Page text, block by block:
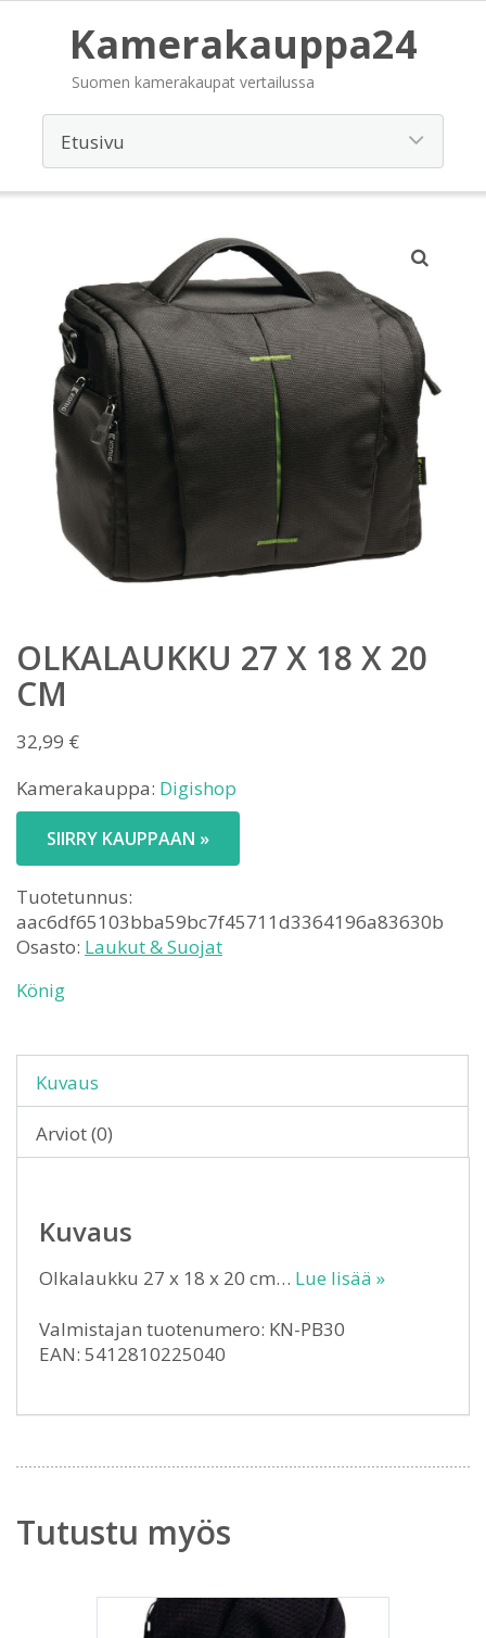
Kamerakauppa24
Suomen kamerakaupat vertailussa
OLKALAUKKU 27 X 18 X 20
CM
32,99 €
Kamerakauppa: Digishop
SIIRRY KAUPPAAN »
Tuotetunnus:
aac6df65103bba59bc7f45711d3364196a83630b
Osasto: Laukut & Suojat
König
Kuvaus
Arviot (0)
Kuvaus
Olkalaukku 27 x 18 x 20 cm… Lue lisää »
Valmistajan tuotenumero: KN-PB30
EAN: 5412810225040
Tutustu myös